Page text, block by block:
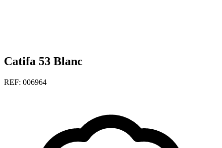
Catifa 53 Blanc
REF: 006964